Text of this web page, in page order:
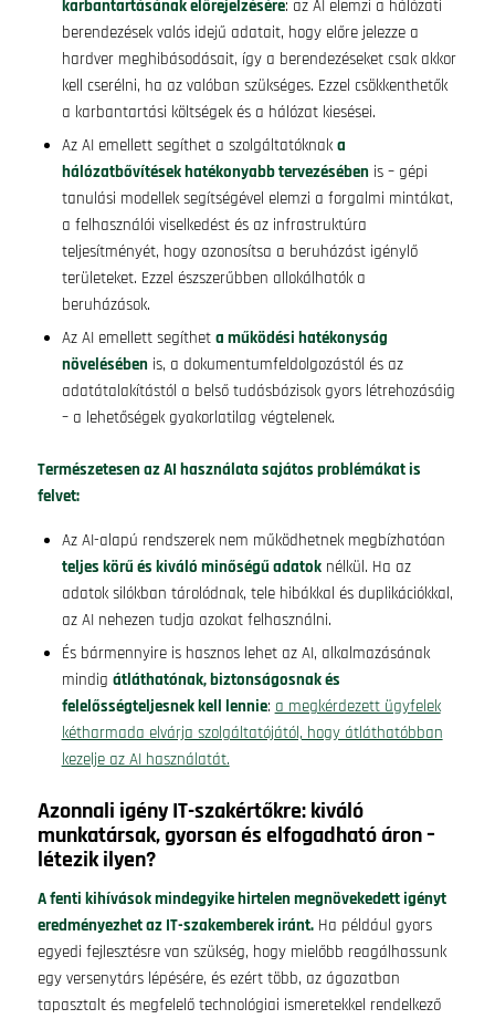
karbantartásának előrejelzésére: az AI elemzi a hálózati
berendezések valós idejű adatait, hogy előre jelezze a
hardver meghibásodásait, így a berendezéseket csak akkor
kell cserélni, ha az valóban szükséges. Ezzel csökkenthetők
a karbantartási költségek és a hálózat kiesései.
Az AI emellett segíthet a szolgáltatóknaka
hálózatbővítések hatékonyabb tervezésébenis – gépi
tanulási modellek segítségével elemzi a forgalmi mintákat,
a felhasználói viselkedést és az infrastruktúra
teljesítményét, hogy azonosítsa a beruházást igénylő
területeket. Ezzel észszerűbben allokálhatók a
beruházások.
Az AI emellett segíthet a működési hatékonyság
növelésébenis, a dokumentumfeldolgozástól és az
adatátalakítástól a belső tudásbázisok gyors létrehozásáig
– a lehetőségek gyakorlatilag végtelenek.
Természetesen az AI használata sajátos problémákat is
felvet:
Az AI-alapú rendszerek nem működhetnek megbízhatóan
teljes körű és kiváló minőségű adatoknélkül. Ha az
adatok silókban tárolódnak, tele hibákkal és duplikációkkal,
az AI nehezen tudja azokat felhasználni.
És bármennyire is hasznos lehet az AI, alkalmazásának
mindig átláthatónak, biztonságosnak és
felelősségteljesnek kell lennie: a megkérdezett ügyfelek
kétharmada elvárja szolgáltatójától, hogy átláthatóbban
kezelje az AI használatát.
Azonnali igény IT-szakértőkre: kiváló
munkatársak, gyorsan és elfogadható áron –
létezik ilyen?
A fenti kihívások mindegyike hirtelen megnövekedett igényt
eredményezhet az IT-szakemberek iránt.Ha például gyors
egyedi fejlesztésre van szükség, hogy mielőbb reagálhassunk
egy versenytárs lépésére, és ezért több, az ágazatban
tapasztalt és megfelelő technológiai ismeretekkel rendelkező